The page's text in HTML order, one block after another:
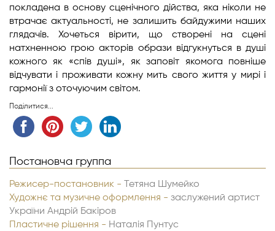
покладена в основу сценічного дійства, яка ніколи не
втрачає актуальності, не залишить байдужими наших
глядачів. Хочеться вірити, що створені на сцені
натхненною грою акторів образи відгукнуться в душі
кожного як «спів душі», як заповіт якомога повніше
відчувати і проживати кожну мить свого життя у мирі і
гармонії з оточуючим світом.
Поділитися...
Постановча группа
Режисер-постановник -
Тетяна Шумейко
Художнє та музичне оформлення - заслужений артист
України Андрiй Бакiров
Пластичне рішення - Наталія Пунтус